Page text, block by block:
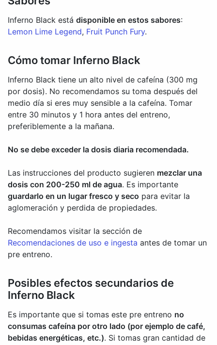
Inferno Black está disponible en estos sabores:
Lemon Lime Legend, Fruit Punch Fury.
Cómo tomar Inferno Black
Inferno Black tiene un alto nivel de cafeína (300 mg
por dosis). No recomendamos su toma después del
medio día si eres muy sensible a la cafeína. Tomar
entre 30 minutos y 1 hora antes del entreno,
preferiblemente a la mañana.
No se debe exceder la dosis diaria recomendada.
Las instrucciones del producto sugieren mezclar una
dosis con 200-250 ml de agua. Es importante
guardarlo en un lugar fresco y seco para evitar la
aglomeración y perdida de propiedades.
Recomendamos visitar la sección de
Recomendaciones de uso e ingesta antes de tomar un
pre entreno.
Posibles efectos secundarios de
Inferno Black
Es importante que si tomas este pre entreno no
consumas cafeína por otro lado (por ejemplo de café,
bebidas energéticas, etc.). Si tomas gran cantidad de